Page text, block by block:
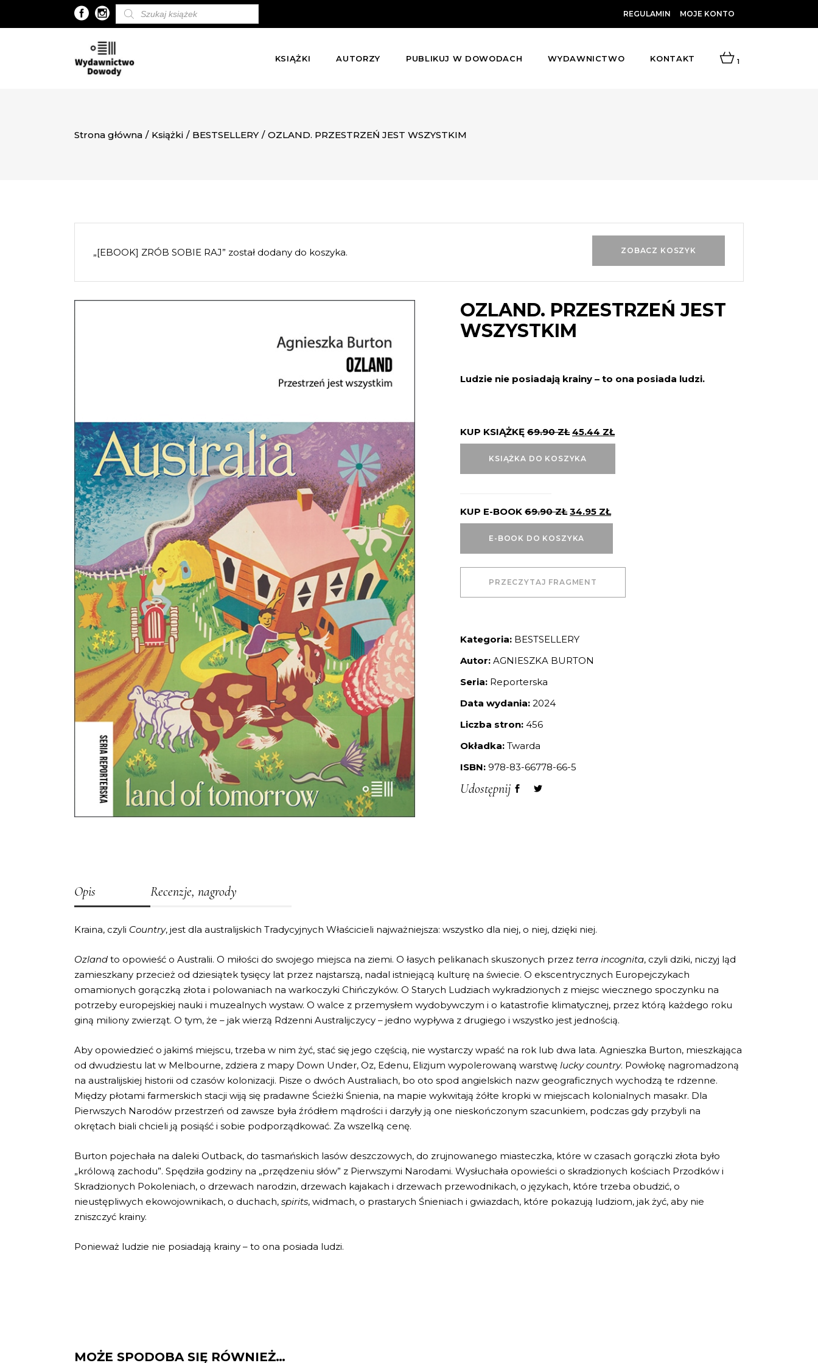
Wyszukiwarka
produktów
REGULAMIN MOJE KONTO
KSIĄŻKI AUTORZY PUBLIKUJ W DOWODACH WYDAWNICTWO KONTAKT 1
Strona główna / Książki / BESTSELLERY / OZLAND. PRZESTRZEŃ JEST WSZYSTKIM
ZOBACZ KOSZYK
„[EBOOK] ZRÓB SOBIE RAJ” został dodany do koszyka.
OZLAND. PRZESTRZEŃ JEST
WSZYSTKIM
Ludzie nie posiadają krainy – to ona posiada ludzi.
KUP KSIĄŻKĘ 69.90ZŁ 45.44 ZŁ
KSIĄŻKA DO KOSZYKA
KUP E-BOOK 69.90ZŁ 34.95 ZŁ
E-BOOK DO KOSZYKA
PRZECZYTAJ FRAGMENT
Kategoria: BESTSELLERY
Autor: AGNIESZKA BURTON
Seria: Reporterska
Data wydania: 2024
Liczba stron: 456
Okładka: Twarda
ISBN: 978-83-66778-66-5
Udostępnij
Opis Recenzje, nagrody
Kraina, czyli Country, jest dla australijskich Tradycyjnych Właścicieli najważniejsza: wszystko dla niej, o niej, dzięki niej.
Ozland to opowieść o Australii. O miłości do swojego miejsca na ziemi. O łasych pelikanach skuszonych przez terra incognita, czyli dziki, niczyj ląd
zamieszkany przecież od dziesiątek tysięcy lat przez najstarszą, nadal istniejącą kulturę na świecie. O ekscentrycznych Europejczykach
omamionych gorączką złota i polowaniach na warkoczyki Chińczyków. O Starych Ludziach wykradzionych z miejsc wiecznego spoczynku na
potrzeby europejskiej nauki i muzealnych wystaw. O walce z przemysłem wydobywczym i o katastrofie klimatycznej, przez którą każdego roku
giną miliony zwierząt. O tym, że – jak wierzą Rdzenni Australijczycy – jedno wypływa z drugiego i wszystko jest jednością.
Aby opowiedzieć o jakimś miejscu, trzeba w nim żyć, stać się jego częścią, nie wystarczy wpaść na rok lub dwa lata. Agnieszka Burton, mieszkająca
od dwudziestu lat w Melbourne, zdziera z mapy Down Under, Oz, Edenu, Elizjum wypolerowaną warstwę lucky country. Powłokę nagromadzoną
na australijskiej historii od czasów kolonizacji. Pisze o dwóch Australiach, bo oto spod angielskich nazw geograficznych wychodzą te rdzenne.
Między płotami farmerskich stacji wiją się pradawne Ścieżki Śnienia, na mapie wykwitają żółte kropki w miejscach kolonialnych masakr. Dla
Pierwszych Narodów przestrzeń od zawsze była źródłem mądrości i darzyły ją one nieskończonym szacunkiem, podczas gdy przybyli na
okrętach biali chcieli ją posiąść i sobie podporządkować. Za wszelką cenę.
Burton pojechała na daleki Outback, do tasmańskich lasów deszczowych, do zrujnowanego miasteczka, które w czasach gorączki złota było
„królową zachodu”. Spędziła godziny na „przędzeniu słów” z Pierwszymi Narodami. Wysłuchała opowieści o skradzionych kościach Przodków i
Skradzionych Pokoleniach, o drzewach narodzin, drzewach kajakach i drzewach przewodnikach, o językach, które trzeba obudzić, o
nieustępliwych ekowojownikach, o duchach, spirits, widmach, o prastarych Śnieniach i gwiazdach, które pokazują ludziom, jak żyć, aby nie
zniszczyć krainy.
Ponieważ ludzie nie posiadają krainy – to ona posiada ludzi.
MOŻE SPODOBA SIĘ RÓWNIEŻ…